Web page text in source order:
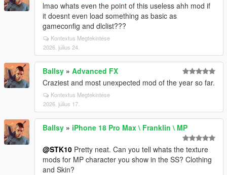
lmao whats even the point of this useless ahh mod if
it doesnt even load something as basic as
gameconfig and dlclist???
Kontextus Megtekintése
2026. július 24.
Ballsy » Advanced FX
Craziest and most unexpected mod of the year so far.
Kontextus Megtekintése
2026. július 17.
Ballsy » iPhone 18 Pro Max \ Franklin \ MP
@STK10 Pretty neat. Can you tell whats the texture
mods for MP character you show in the SS? Clothing
and Skin?